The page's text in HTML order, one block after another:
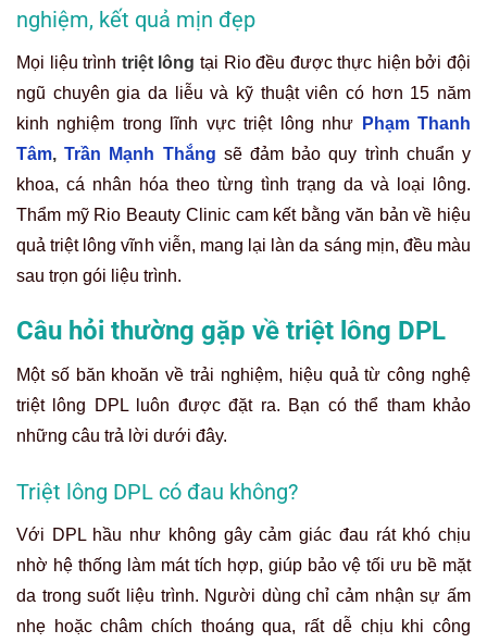
nghiệm, kết quả mịn đẹp
Mọi liệu trình triệt lông tại Rio đều được thực hiện bởi đội
ngũ chuyên gia da liễu và kỹ thuật viên có hơn 15 năm
kinh nghiệm trong lĩnh vực triệt lông như
Phạm Thanh
Tâm,Trần Mạnh Thắng sẽ đảm bảo quy trình chuẩn y
khoa, cá nhân hóa theo từng tình trạng da và loại lông.
Thẩm mỹ Rio Beauty Clinic cam kết bằng văn bản về hiệu
quả triệt lông vĩnh viễn, mang lại làn da sáng mịn, đều màu
sau trọn gói liệu trình.
Câu hỏi thường gặp về triệt lông DPL
Một số băn khoăn về trải nghiệm, hiệu quả từ công nghệ
triệt lông DPL luôn được đặt ra. Bạn có thể tham khảo
những câu trả lời dưới đây.
Triệt lông DPL có đau không?
Với DPL hầu như không gây cảm giác đau rát khó chịu
nhờ hệ thống làm mát tích hợp, giúp bảo vệ tối ưu bề mặt
da trong suốt liệu trình. Người dùng chỉ cảm nhận sự ấm
nhẹ hoặc châm chích thoáng qua, rất dễ chịu khi công